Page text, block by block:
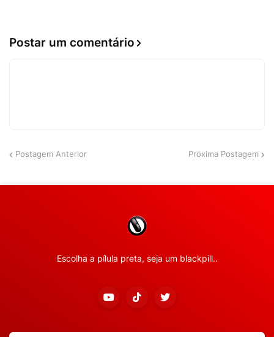
Postar um comentário
Postagem Anterior Próxima Postagem
Escolha a pílula preta, seja um blackpill..